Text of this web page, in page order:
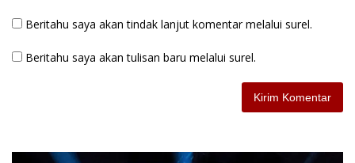
Beritahu saya akan tindak lanjut komentar melalui surel.
Beritahu saya akan tulisan baru melalui surel.